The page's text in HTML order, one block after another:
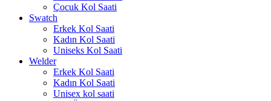
Çocuk Kol Saati
Swatch
Erkek Kol Saati
Kadın Kol Saati
Uniseks Kol Saati
Welder
Erkek Kol Saati
Kadın Kol Saati
Unisex kol saati